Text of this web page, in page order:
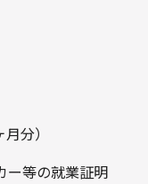
分）
ー等の就業証明